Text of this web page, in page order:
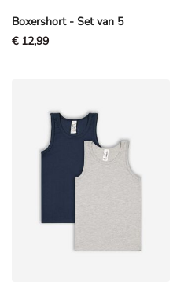
Boxershort - Set van 5
€ 12,99